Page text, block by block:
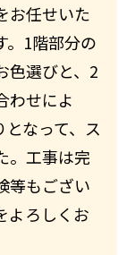
お任せいた
。1階部分の
色選びと、2
わせによ
なって、ス
。工事は完
等もござい
よろしくお